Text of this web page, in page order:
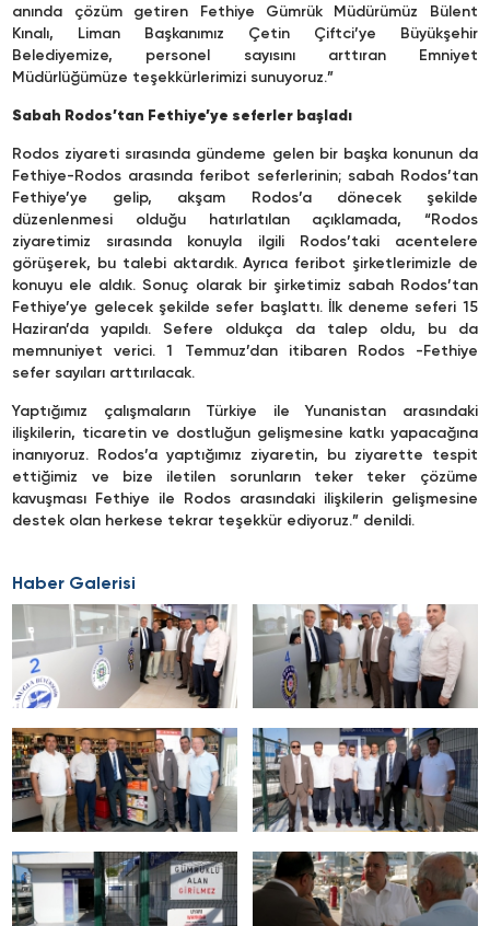
anında çözüm getiren Fethiye Gümrük Müdürümüz Bülent
Kınalı, Liman Başkanımız Çetin Çiftci’ye Büyükşehir
Belediyemize, personel sayısını arttıran Emniyet
Müdürlüğümüze teşekkürlerimizi sunuyoruz.”
Sabah Rodos’tan Fethiye’ye seferler başladı
Rodos ziyareti sırasında gündeme gelen bir başka konunun da
Fethiye-Rodos arasında feribot seferlerinin; sabah Rodos’tan
Fethiye’ye gelip, akşam Rodos’a dönecek şekilde
düzenlenmesi olduğu hatırlatılan açıklamada, “Rodos
ziyaretimiz sırasında konuyla ilgili Rodos’taki acentelere
görüşerek, bu talebi aktardık. Ayrıca feribot şirketlerimizle de
konuyu ele aldık. Sonuç olarak bir şirketimiz sabah Rodos’tan
Fethiye’ye gelecek şekilde sefer başlattı. İlk deneme seferi 15
Haziran’da yapıldı. Sefere oldukça da talep oldu, bu da
memnuniyet verici. 1 Temmuz’dan itibaren Rodos -Fethiye
sefer sayıları arttırılacak.
Yaptığımız çalışmaların Türkiye ile Yunanistan arasındaki
ilişkilerin, ticaretin ve dostluğun gelişmesine katkı yapacağına
inanıyoruz. Rodos’a yaptığımız ziyaretin, bu ziyarette tespit
ettiğimiz ve bize iletilen sorunların teker teker çözüme
kavuşması Fethiye ile Rodos arasındaki ilişkilerin gelişmesine
destek olan herkese tekrar teşekkür ediyoruz.” denildi.
Haber Galerisi